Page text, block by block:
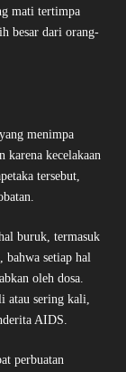
mati tertimpa
besar dari orang-
menimpa
karena kecelakaan
tersebut,
buruk, termasuk
setiap hal
oleh dosa.
atau sering kali,
AIDS.
perbuatan